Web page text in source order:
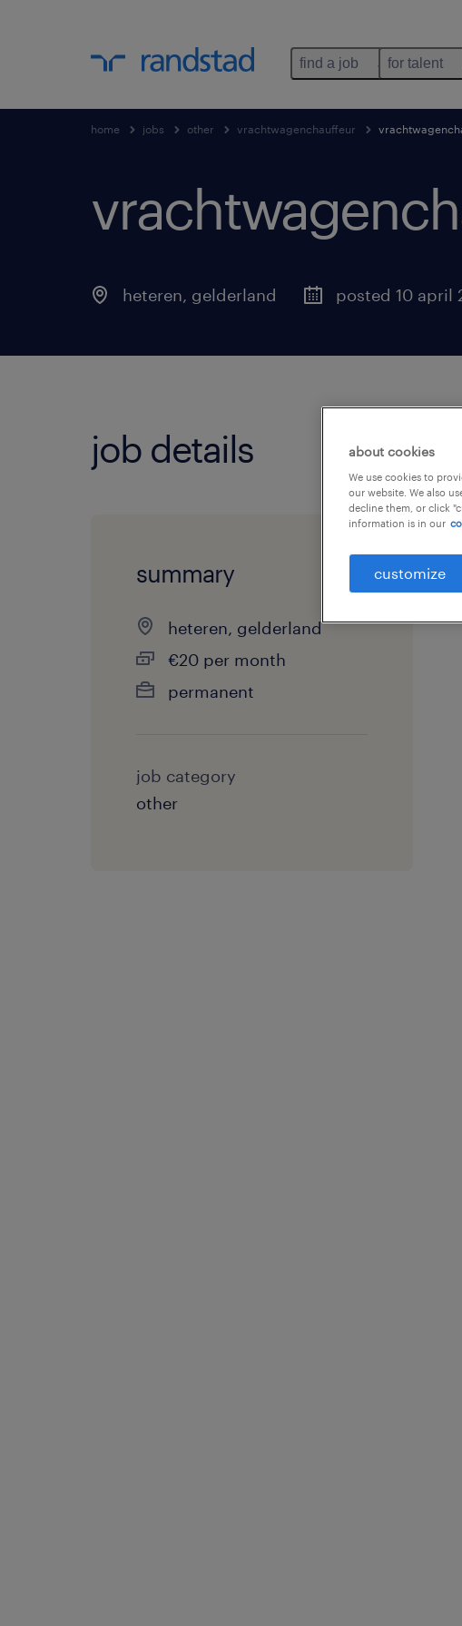
find a job for talent
home jobs other vrachtwagenchauffeur
heteren, gelderland posted 10 april
job details
summary
heteren, gelderland
€20 per month
permanent
job category
other
about cookies
We use cookies to
our website. We also
decline them, or click
information is in our
customize